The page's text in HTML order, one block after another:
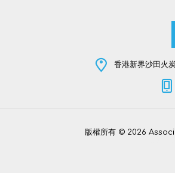
香港新界沙田火
版權所有 © 2026